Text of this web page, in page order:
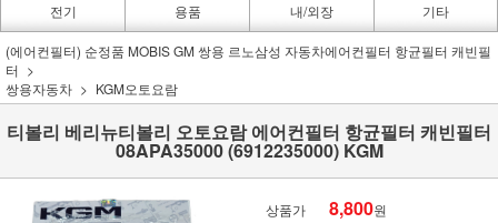
카페인트
전기 용품 내/외장 기타
(에어컨필터) 순정품 MOBIS GM 쌍용 르노삼성 자동차에어컨필터 항균필터 캐빈필
터
쌍용자동차
KGM오토요람
티볼리 베리뉴티볼리 오토요람 에어컨필터 항균필터 캐빈필터
08APA35000 (6912235000) KGM
상품가 8,800원